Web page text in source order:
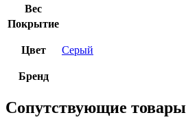
Вес
Покрытие
Цвет Серый
Бренд
Сопутствующие товары